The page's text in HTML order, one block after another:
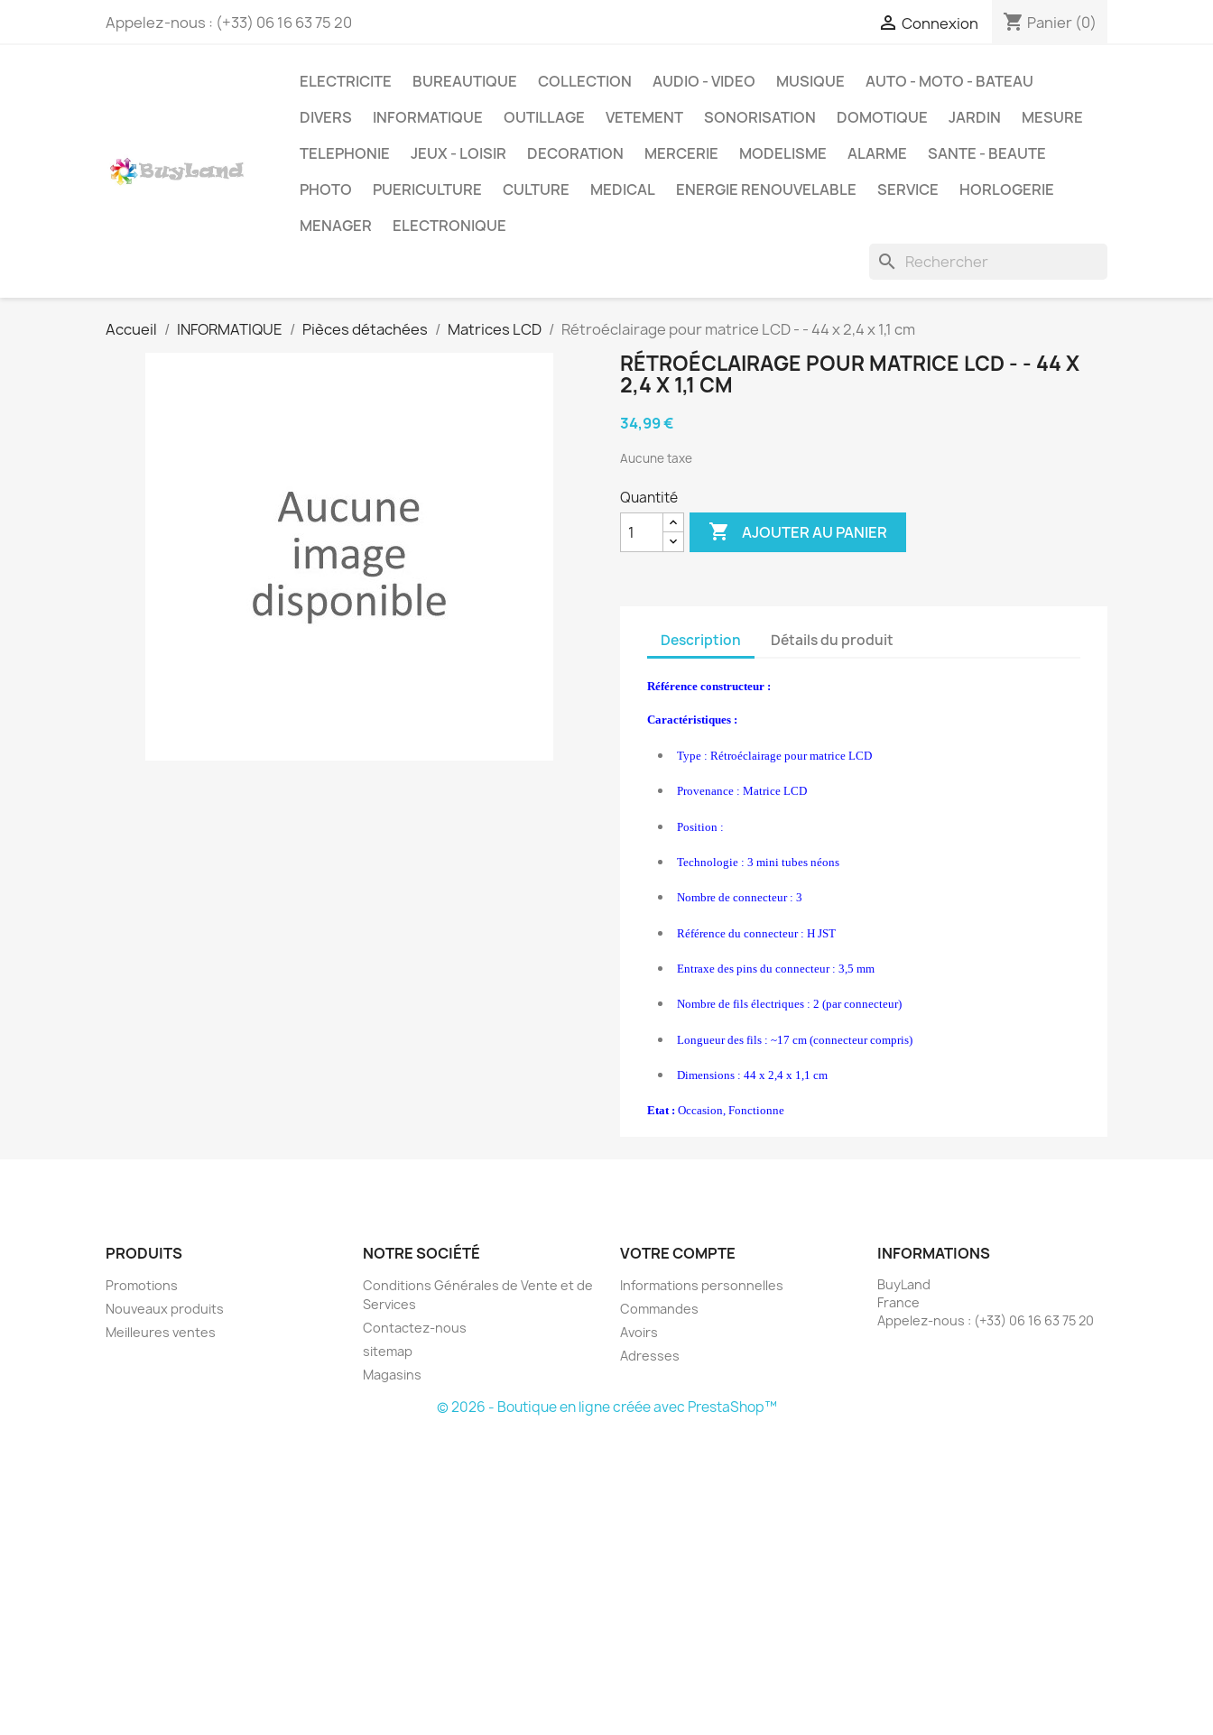
Appelez-nous : (+33) 06 16 63 75 20  Connexion shopping_cart Panier (0)
ELECTRICITE BUREAUTIQUE COLLECTION AUDIO - VIDEO MUSIQUE
AUTO - MOTO - BATEAU
DIVERS
INFORMATIQUE OUTILLAGE VETEMENT SONORISATION DOMOTIQUE JARDIN
MESURE
TELEPHONIE
JEUX - LOISIR DECORATION MERCERIE MODELISME ALARME
SANTE - BEAUTE
PHOTO
PUERICULTURE CULTURE MEDICAL ENERGIE RENOUVELABLE SERVICE
HORLOGERIE
MENAGER
ELECTRONIQUE
search
Accueil INFORMATIQUE Pièces détachées Matrices LCD Rétroéclairage pour matrice LCD - - 44 x 2,4 x 1,1 cm
RÉTROÉCLAIRAGE POUR MATRICE LCD - - 44 X
2,4 X 1,1 CM
34,99 €
Aucune taxe
Quantité
 AJOUTER AU PANIER
Description Détails du produit
Référence constructeur :
Caractéristiques :
Type : Rétroéclairage pour matrice LCD
Provenance : Matrice LCD
Position :
Technologie : 3 mini tubes néons
Nombre de connecteur : 3
Référence du connecteur : H JST
Entraxe des pins du connecteur : 3,5 mm
Nombre de fils électriques : 2 (par connecteur)
Longueur des fils : ~17 cm (connecteur compris)
Dimensions : 44 x 2,4 x 1,1 cm
Etat : Occasion, Fonctionne
PRODUITS
Promotions
Nouveaux produits
Meilleures ventes
NOTRE SOCIÉTÉ
Conditions Générales de Vente et de
Services
Contactez-nous
sitemap
Magasins
VOTRE COMPTE
Informations personnelles
Commandes
Avoirs
Adresses
INFORMATIONS
BuyLand
France
Appelez-nous : (+33) 06 16 63 75 20
© 2026 - Boutique en ligne créée avec PrestaShop™